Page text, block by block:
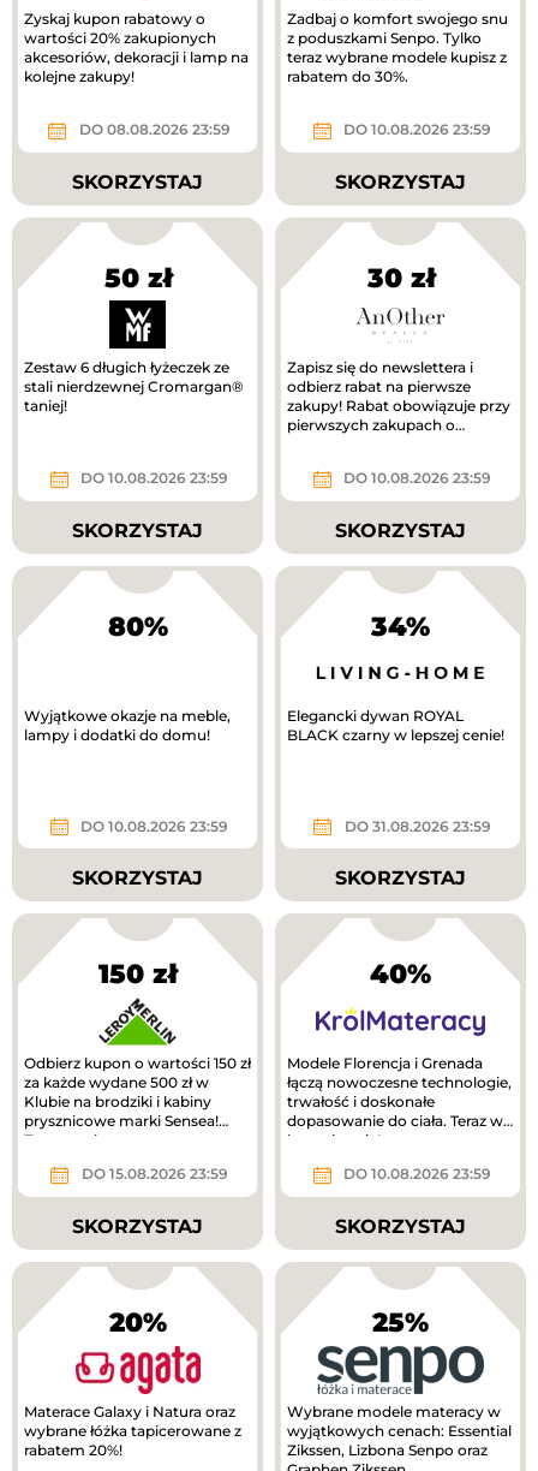
Zyskaj kupon rabatowy o
wartości 20% zakupionych
akcesoriów, dekoracji i lamp na
kolejne zakupy!
DO 08.08.2026 23:59
SKORZYSTAJ
Zadbaj o komfort swojego snu
z poduszkami Senpo. Tylko
teraz wybrane modele kupisz z
rabatem do 30%.
DO 10.08.2026 23:59
SKORZYSTAJ
50 zł
Zestaw 6 długich łyżeczek ze
stali nierdzewnej Cromargan®
taniej!
DO 10.08.2026 23:59
SKORZYSTAJ
30 zł
Zapisz się do newslettera i
odbierz rabat na pierwsze
zakupy! Rabat obowiązuje przy
pierwszych zakupach o
DO 10.08.2026 23:59
SKORZYSTAJ
80%
Wyjątkowe okazje na meble,
lampy i dodatki do domu!
DO 10.08.2026 23:59
SKORZYSTAJ
34%
Elegancki dywan ROYAL
BLACK czarny w lepszej cenie!
DO 31.08.2026 23:59
SKORZYSTAJ
150 zł
Odbierz kupon o wartości 150 zł
za każde wydane 500 zł w
Klubie na brodziki i kabiny
prysznicowe marki Sensea!
Zwrot na kupon.
DO 15.08.2026 23:59
SKORZYSTAJ
40%
Modele Florencja i Grenada
łączą nowoczesne technologie,
trwałość i doskonałe
dopasowanie do ciała. Teraz w
lepszej cenie!
DO 10.08.2026 23:59
SKORZYSTAJ
20%
Materace Galaxy i Natura oraz
wybrane łóżka tapicerowane z
rabatem 20%!
25%
Wybrane modele materacy w
wyjątkowych cenach: Essential
Zikssen, Lizbona Senpo oraz